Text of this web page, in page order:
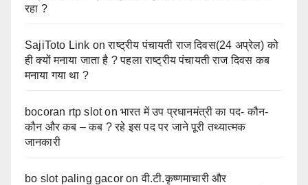
रहा ?
SajiToto Link onराष्ट्रीय पंचायती राज दिवस(24 अप्रेल) को
ही क्यों मनाया जाता है ? पहला राष्ट्रीय पंचायती राज दिवस कब
मनाया गया था ?
bocoran rtp slotonभारत में उप प्रधानमंत्री का पद- कौन-
कौन और कब – कब ? रहे इस पद पर जाने पूरी तथ्यात्मक
जानकारी
bo slot paling gacor onवी.टी.कृष्णमाचारी और